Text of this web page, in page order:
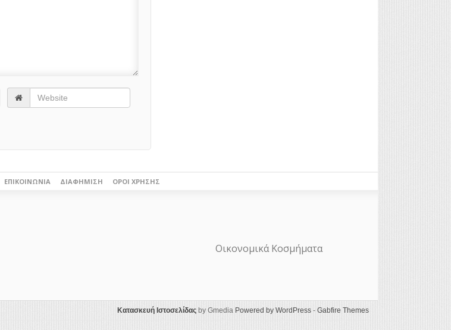
ΕΠΙΚΟΙΝΩΝΊΑ ΔΙΑΦΉΜΙΣΗ ΌΡΟΙ ΧΡΉΣΗΣ
Οικονομικά Κοσμήματα
Κατασκευή Ιστοσελίδαςby Gmedia Powered by WordPress- Gabfire Themes